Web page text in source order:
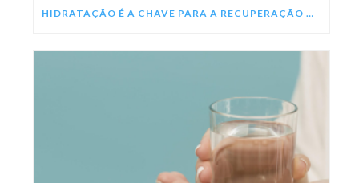
HIDRATAÇÃO É A CHAVE PARA A RECUPERAÇÃO DA DENGUE